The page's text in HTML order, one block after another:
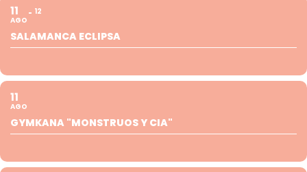
11
AGO
12
SALAMANCA ECLIPSA
11
AGO
GYMKANA "MONSTRUOS Y CIA"